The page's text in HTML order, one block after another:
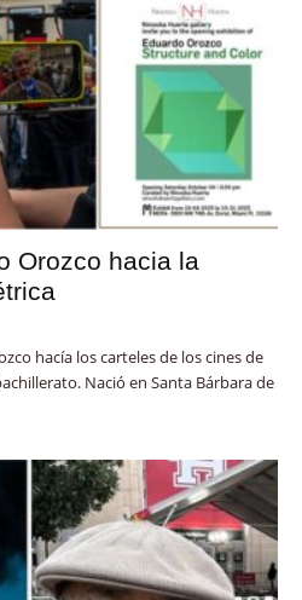
Orozco hacia la
hacía los carteles de los cines de
Nació en Santa Bárbara de